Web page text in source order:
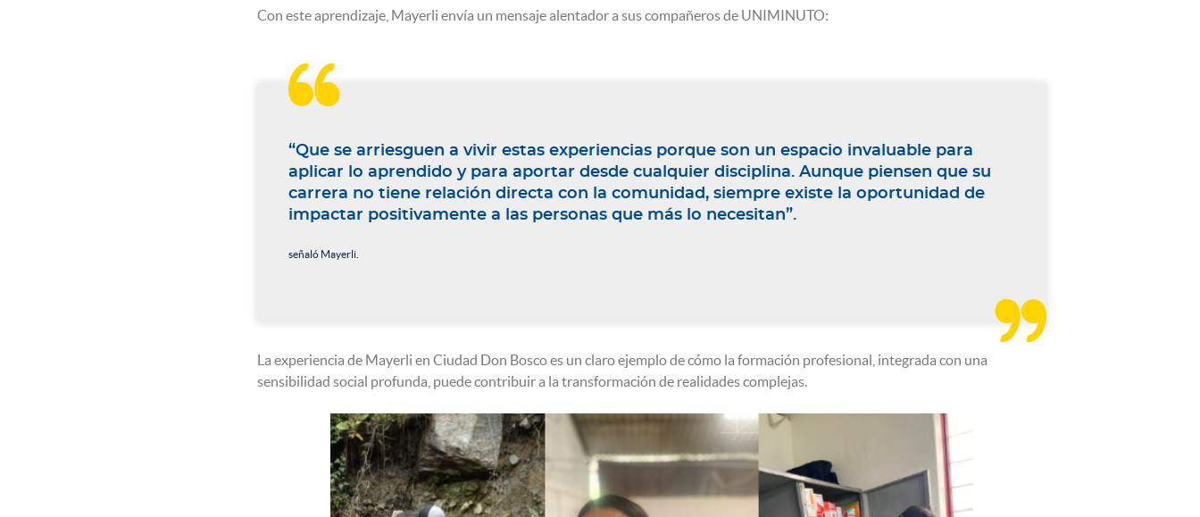
Con este aprendizaje, Mayerli envía un mensaje alentador a sus compañeros de UNIMINUTO:

“Que se arriesguen a vivir estas experiencias porque son un espacio invaluable para
aplicar lo aprendido y para aportar desde cualquier disciplina. Aunque piensen que su
carrera no tiene relación directa con la comunidad, siempre existe la oportunidad de
impactar positivamente a las personas que más lo necesitan”.
señaló Mayerli.

La experiencia de Mayerli en Ciudad Don Bosco es un claro ejemplo de cómo la formación profesional, integrada con una
sensibilidad social profunda, puede contribuir a la transformación de realidades complejas.